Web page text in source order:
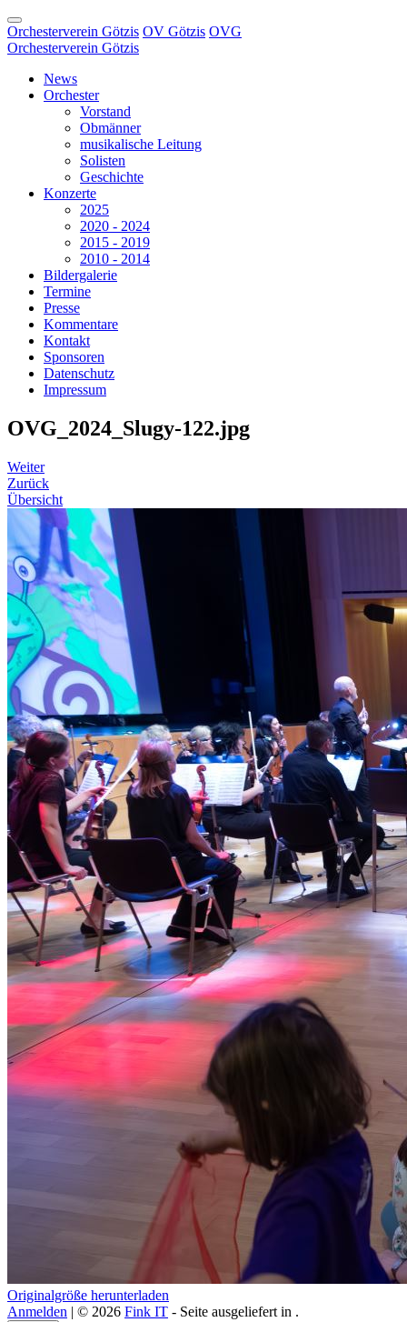
Orchesterverein Götzis OV Götzis OVG
Orchesterverein Götzis
News
Orchester
Vorstand
Obmänner
musikalische Leitung
Solisten
Geschichte
Konzerte
2025
2020 - 2024
2015 - 2019
2010 - 2014
Bildergalerie
Termine
Presse
Kommentare
Kontakt
Sponsoren
Datenschutz
Impressum
OVG_2024_Slugy-122.jpg
Weiter
Zurück
Übersicht
Originalgröße herunterladen
Anmelden | © 2026 Fink IT - Seite ausgeliefert in .